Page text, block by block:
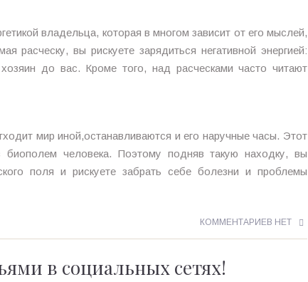
владельца, которая в многом зависит от его мыслей,
расческу, вы рискуете зарядиться негативной энергией:
до вас. Кроме того, над расческами часто читают
мир иной,останавливаются и его наручные часы. Этот
человека. Поэтому подняв такую находку, вы
поля и рискуете забрать себе болезни и проблемы
КОММЕНТАРИЕВ НЕТ
в социальных сетях!